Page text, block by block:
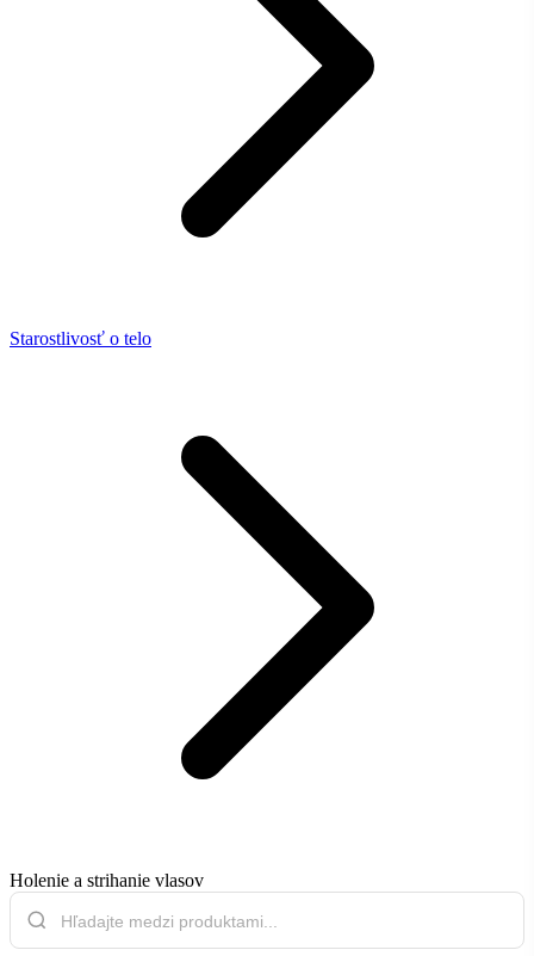
Starostlivosť o telo
Holenie a strihanie vlasov